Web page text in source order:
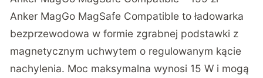
Anker MagGo MagSafe Compatible to ładowarka
bezprzewodowa w formie zgrabnej podstawki z
magnetycznym uchwytem o regulowanym kącie
nachylenia. Moc maksymalna wynosi 15 W i mogą